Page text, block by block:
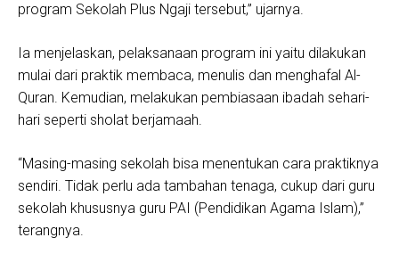
program Sekolah Plus Ngaji tersebut,” ujarnya.
Ia menjelaskan, pelaksanaan program ini yaitu dilakukan
mulai dari praktik membaca, menulis dan menghafal Al-
Quran. Kemudian, melakukan pembiasaan ibadah sehari-
hari seperti sholat berjamaah.
“Masing-masing sekolah bisa menentukan cara praktiknya
sendiri. Tidak perlu ada tambahan tenaga, cukup dari guru
sekolah khususnya guru PAI (Pendidikan Agama Islam),”
terangnya.